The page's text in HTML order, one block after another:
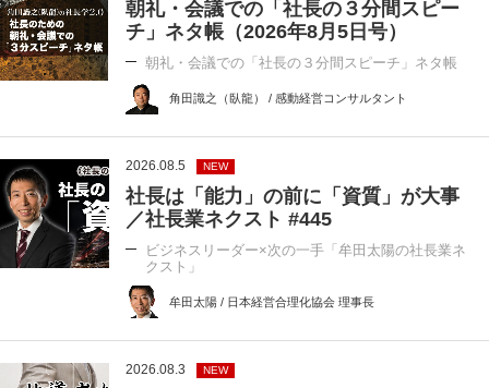
朝礼・会議での「社長の３分間スピー
チ」ネタ帳（2026年8月5日号）
朝礼・会議での「社長の３分間スピーチ」ネタ帳
角田識之（臥龍） / 感動経営コンサルタント
2026.08.5 NEW
社長は「能力」の前に「資質」が大事
／社長業ネクスト #445
ビジネスリーダー×次の一手「牟田太陽の社長業ネ
クスト」
牟田太陽 / 日本経営合理化協会 理事長
2026.08.3 NEW